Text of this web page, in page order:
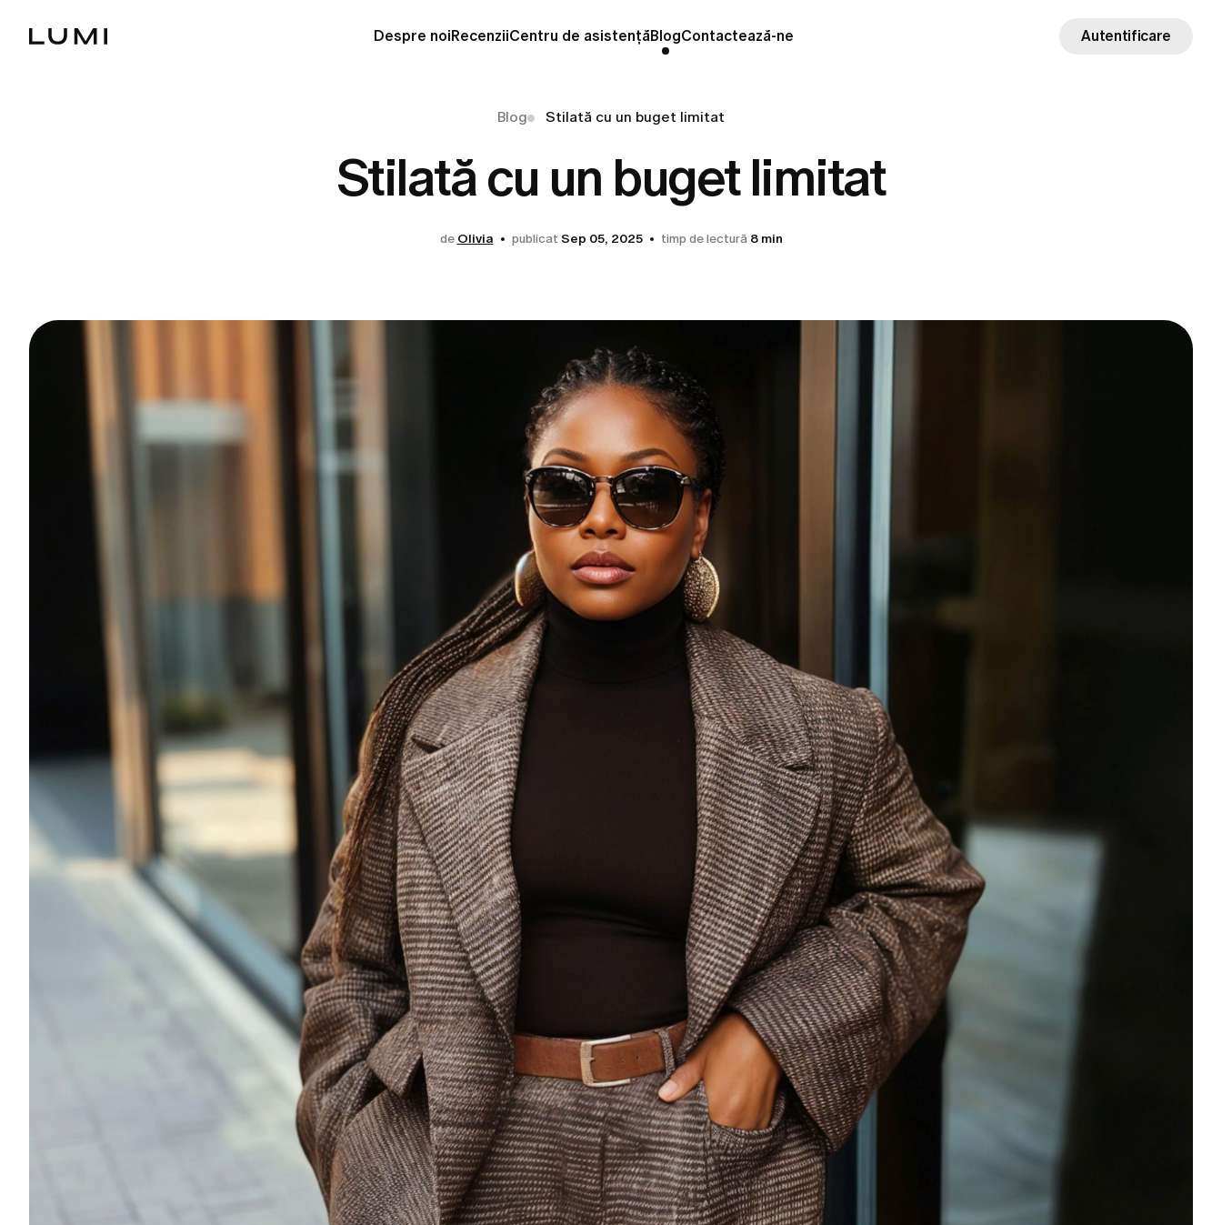
Despre noiRecenziiCentru de asistențăBlogContactează-ne Autentificare
Blog Stilată cu un buget limitat
Stilată cu un buget limitat
de Olivia publicat Sep 05, 2025 timp de lectură 8 min